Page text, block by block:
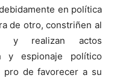
en política
de otro, constriñen al
y realizan actos
y espionaje político
pro de favorecer a su